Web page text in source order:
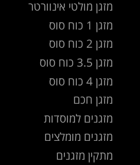
מזגן מולטי אינוורטר
מזגן 1 כוח סוס
מזגן 2 כוח סוס
מזגן 3.5 כוח סוס
מזגן 4 כוח סוס
מזגן חכם
מזגנים למוסדות
מזגנים מומלצים
מתקין מזגנים